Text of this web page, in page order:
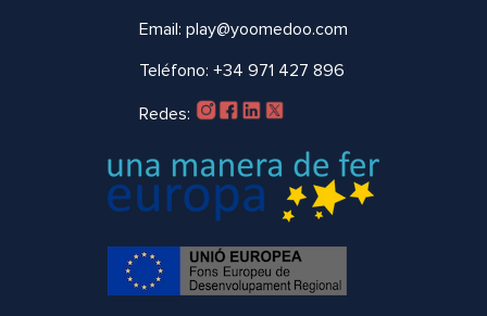
Email: play@yoomedoo.com
Teléfono: +34 971 427 896
Redes: